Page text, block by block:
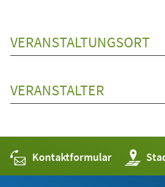
VERANSTALTUNGSORT
VERANSTALTER
Kontaktformular (Öffnet
in
einem